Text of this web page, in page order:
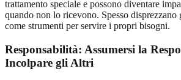
trattamento speciale e possono diventare
quando non lo ricevono. Spesso
come strumenti per servire i propri bisogni.
Responsabilità: Assumersi la
Incolpare gli Altri